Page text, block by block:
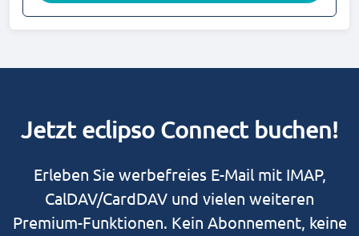
Jetzt eclipso Connect buchen!
Erleben Sie werbefreies E-Mail mit IMAP,
CalDAV/CardDAV und vielen weiteren
Premium-Funktionen. Kein Abonnement, keine